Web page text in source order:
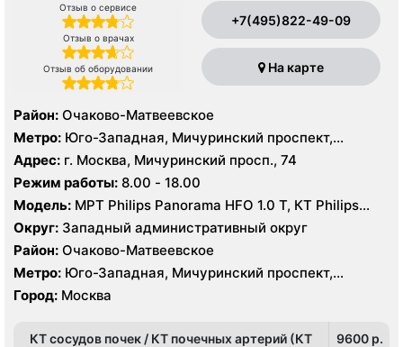
Отзыв о сервисе
Отзыв о врачах
Отзыв об оборудовании
+7(495)822-49-09
На карте
Район: Очаково-Матвеевское
Метро: Юго-Западная, Мичуринский проспект,
Озёрная
Адрес: г. Москва, Мичуринский просп., 74
Режим работы: 8.00 - 18.00
Модель: МРТ Philips Panorama HFO 1.0 Т, КТ Philips
brilliance 16 срезов, УЗИ Philips HD15
Округ: Западный административный округ
Район: Очаково-Матвеевское
Метро: Юго-Западная, Мичуринский проспект,
Озёрная
Город: Москва
КТ сосудов почек / КТ почечных артерий (КТ
9600 p.